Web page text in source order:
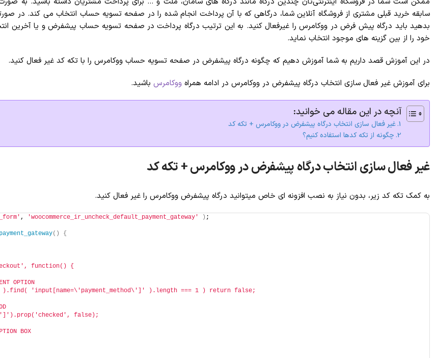
سابقه خرید قبلی مشتری از فروشگاه آنلاین شما، درگاهی که با آن پرداخت انجام شده را در صفحه تسویه حساب انتخاب می کند. در
بدهید باید درگاه پیش فرض در ووکامرس را غیرفعال کنید. به این ترتیب درگاه پرداخت در صفحه تسویه حساب پیشفرض و یا آخرین
خود را از بین گزینه های موجود انتخاب نماید.
در این آموزش قصد داریم به شما آموزش دهیم که چگونه درگاه پیشفرض در صفحه تسویه حساب ووکامرس را با تکه کد غیر فعال کنید.
برای آموزش غیر فعال سازی انتخاب درگاه پیشفرض در ووکامرس در ادامه همراه ووکامرس باشید.
آنچه در این مقاله می خوانید:
غیر فعال سازی انتخاب درگاه پیشفرض در ووکامرس + تکه کد
چگونه از تکه کدها استفاده کنیم؟
غیر فعال سازی انتخاب درگاه پیشفرض در ووکامرس + تکه کد
به کمک تکه کد زیر، بدون نیاز به نصب افزونه ای خاص میتوانید درگاه پیشفرض ووکامرس را غیر فعال کنید.
, 'woocommerce_ir_uncheck_default_payment_gateway' ) ;
()
{
function() {
OPTION
'input[name=\'payment_method\']' ).length === 1 ) return false;
false);
BOX